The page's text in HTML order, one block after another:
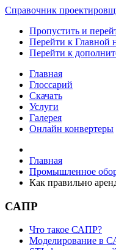
Справочник
Пропустить и
Перейти к Главной
Перейти к
Главная
Глоссарий
Скачать
Услуги
Галерея
Онлайн конвертеры
Главная
Промышленное
Как правильно
САПР
Что такое САПР?
Моделирование в